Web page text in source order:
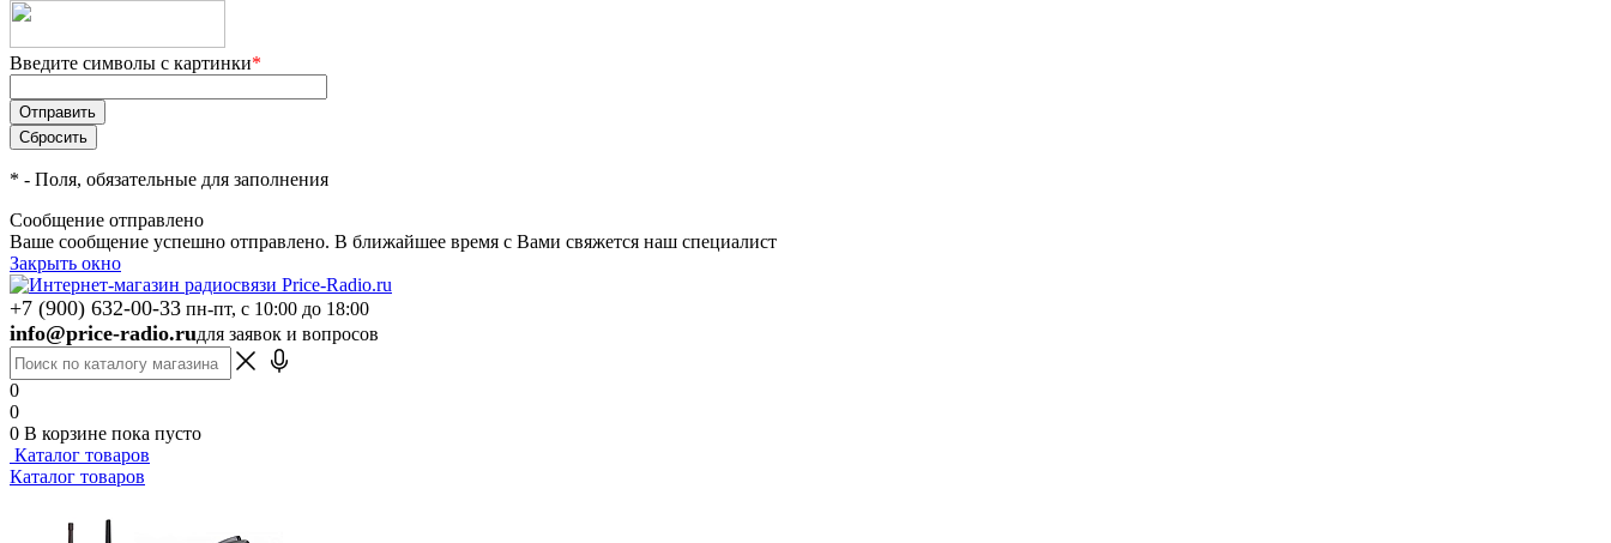
Введите символы с картинки*
* - Поля, обязательные для заполнения
Сообщение отправлено
Ваше сообщение успешно отправлено. В ближайшее время с Вами свяжется наш специалист
Закрыть окно
+7 (900) 632-00-33 пн-пт, с 10:00 до 18:00
info@price-radio.ruдля заявок и вопросов
0
0
0 В корзине пока пусто
Каталог товаров
Каталог товаров